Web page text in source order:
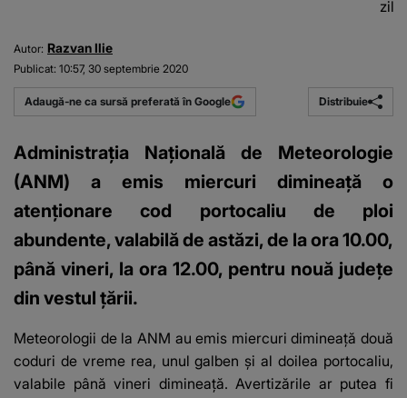
zile
Autor: Razvan Ilie
Publicat: 10:57, 30 septembrie 2020
Adaugă-ne ca sursă preferată în Google Distribuie
Administraţia Naţională de Meteorologie
(ANM) a emis miercuri dimineață o
atenţionare cod portocaliu de ploi
abundente, valabilă de astăzi, de la ora 10.00,
până vineri, la ora 12.00, pentru nouă județe
din vestul țării.
Meteorologii de la ANM au emis miercuri dimineață două
coduri de vreme rea, unul galben și al doilea portocaliu,
valabile până vineri dimineață. Avertizările ar putea fi